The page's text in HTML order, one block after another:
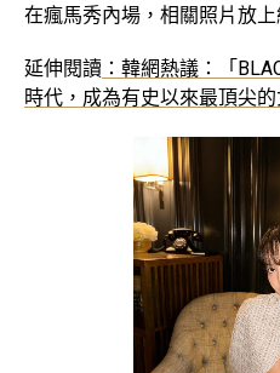
在瘋馬秀內場，相關照片放
延伸閱讀 ：韓網熱議：「
時代，成為有史以來最頂尖